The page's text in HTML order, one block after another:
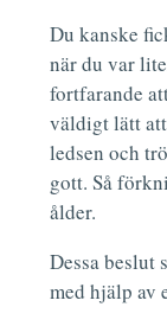
Du kanske
när du var
fortfarande
väldigt lätt
ledsen och
gott. Så
ålder.
Dessa beslut
med hjälp av